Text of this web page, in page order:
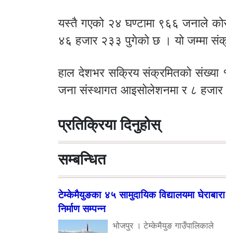
यस्तै गएको २४ घण्टामा ९६६ जनाले
४६ हजार २३३ पुगेको छ । यो जम्मा
हाल देशभर सक्रिय संक्रमितको
जना संस्थागत आइसोलेशनमा र ८
प्रतिक्रिया दिनुहोस्
सम्बन्धित
टेम्केमैयुङका ४५ सामुदायिक विद्यालयमा घेराबारा
निर्माण सम्पन्न
भोजपुर । टेम्केमैयुङ गाउँपालिकाले